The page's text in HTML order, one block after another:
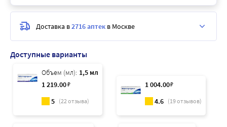
Доступные варианты
Объем (мл): 1,5 мл
1 219.00₽
5 (22отзыва)
1 004.00₽
4.6 (19отзывов)
Доставка в2716 аптек в Москве